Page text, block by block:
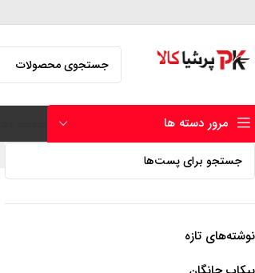
مرور دسته ها
نوشته‌های تازه